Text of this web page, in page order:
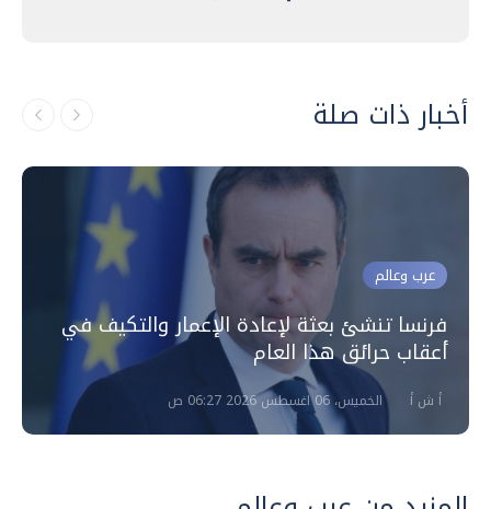
أخبار ذات صلة
عرب وعالم
فرنسا تنشئ بعثة لإعادة الإعمار والتكيف في
أعقاب حرائق هذا العام
أ ش أ الخميس، 06 اغسطس 2026 06:27 ص